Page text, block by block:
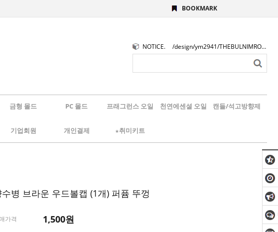
BOOKMARK
NOTICE. /design/ym2941/THEBULNIMROGO.png
금형 몰드 PC 몰드 프래그런스 오일 천연에센셜 오일 캔들/석고방향제
기업회원 개인결제 ★취미키트
수병 브라운 우드볼캡 (1개) 퍼퓸 뚜껑
가격 1,500원